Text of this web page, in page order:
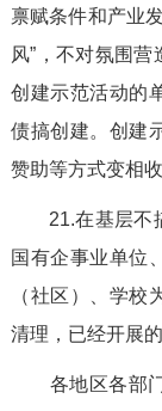
禀赋条件和产业
风”，不对氛围
创建示范活动的
债搞创建。创建
赞助等方式变相收
21.在基层不搞
国有企事业单位
（社区）、学
清理，已经开展
各地区各部门